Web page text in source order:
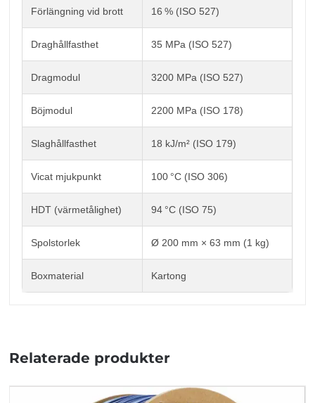
Förlängning vid brott 16 % (ISO 527)
Draghållfasthet 35 MPa (ISO 527)
Dragmodul 3200 MPa (ISO 527)
Böjmodul 2200 MPa (ISO 178)
Slaghållfasthet 18 kJ/m² (ISO 179)
Vicat mjukpunkt 100 °C (ISO 306)
HDT (värmetålighet) 94 °C (ISO 75)
Spolstorlek Ø 200 mm × 63 mm (1 kg)
Boxmaterial Kartong
Relaterade produkter